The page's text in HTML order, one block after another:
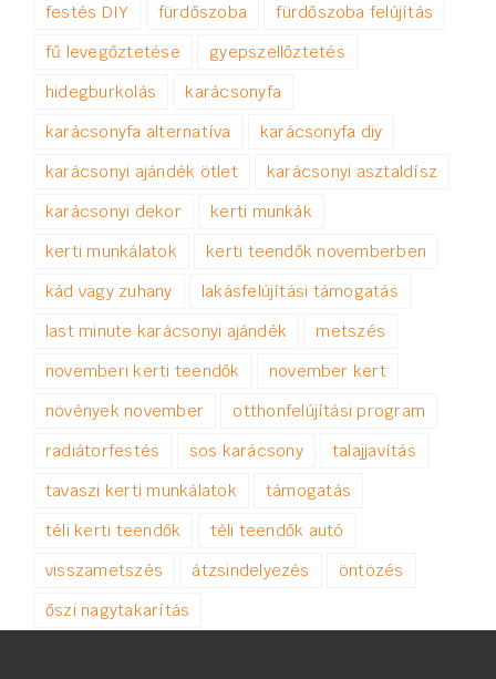
festés DIY
fürdőszoba
fürdőszoba felújítás
fű levegőztetése
gyepszellőztetés
hidegburkolás
karácsonyfa
karácsonyfa alternatíva
karácsonyfa diy
karácsonyi ajándék ötlet
karácsonyi asztaldísz
karácsonyi dekor
kerti munkák
kerti munkálatok
kerti teendők novemberben
kád vagy zuhany
lakásfelújítási támogatás
last minute karácsonyi ajándék
metszés
novemberi kerti teendők
november kert
növények november
otthonfelújítási program
radiátorfestés
sos karácsony
talajjavítás
tavaszi kerti munkálatok
támogatás
téli kerti teendők
téli teendők autó
visszametszés
átzsindelyezés
öntözés
őszi nagytakarítás